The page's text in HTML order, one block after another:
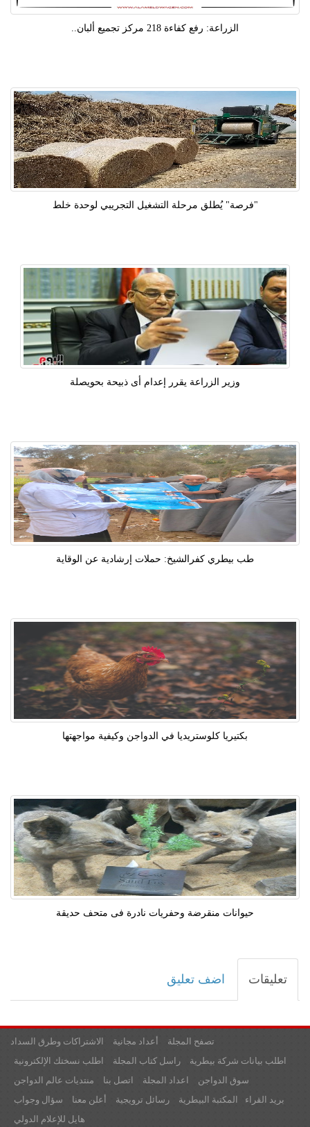
الزراعة: رفع كفاءة 218 مركز تجميع ألبان..
"فرصة" يُطلق مرحلة التشغيل التجريبي لوحدة خلط
وزير الزراعة يقرر إعدام أى ذبيحة بحويصلة
طب بيطري كفرالشيخ: حملات إرشادية عن الوقاية
بكتيريا كلوستريديا في الدواجن وكيفية مواجهتها
حيوانات منقرضة وحفريات نادرة فى متحف حديقة
تعليقات اضف تعليق
الاشتراكات وطرق السداد أعداد مجانية
تصفح المجلة
اطلب نسختك الإلكترونية
راسل كتاب المجلة
اطلب بيانات شركة بيطرية
منتديات عالم الدواجن
اتصل بنا اعداد المجلة
سوق الدواجن
سؤال وجواب
أعلن معنا رسائل ترويجية المكتبة البيطرية
بريد القراء
هايل للإعلام الدولي